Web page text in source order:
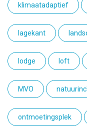
klimaatadaptief
lagekant
lodge loft
MVO
ontmoetingsplek